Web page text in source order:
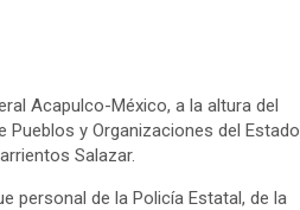
Acapulco-México, a la altura del
Pueblos y Organizaciones del Estado
Salazar.
personal de la Policía Estatal, de la